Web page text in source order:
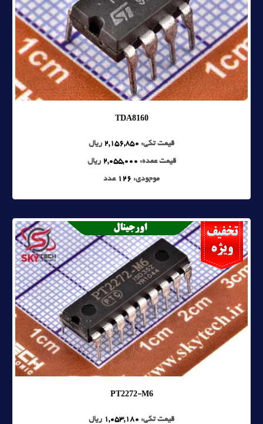
TDA8160
قیمت تکی: 2,156,850 ریال
قیمت عمده: 2,055,000 ریال
موجودی: 126 عدد
PT2272-M6
قیمت تکی: 1,053,180 ریال